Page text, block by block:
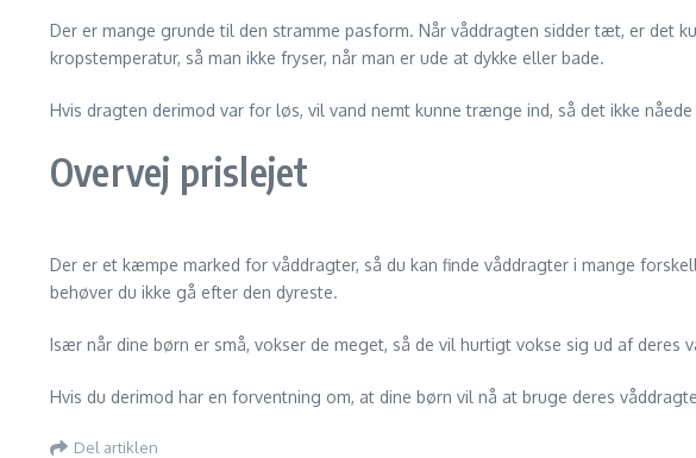
Der er mange grunde til den stramme pasform. Når våddragten sidder tæt, er det
kropstemperatur, så man ikke fryser, når man er ude at dykke eller bade.
Hvis dragten derimod var for løs, vil vand nemt kunne trænge ind, så det ikke
Overvej prislejet
Der er et kæmpe marked for våddragter, så du kan finde våddragter i mange
behøver du ikke gå efter den dyreste.
Især når dine børn er små, vokser de meget, så de vil hurtigt vokse sig ud af deres
Hvis du derimod har en forventning om, at dine børn vil nå at bruge deres
Del artiklen